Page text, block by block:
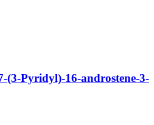
(3-Pyridyl)-16-androstene-3-